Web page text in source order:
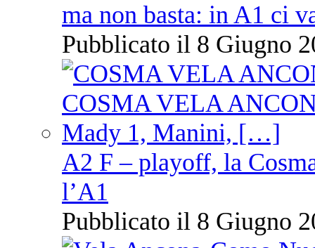
ma non basta: in A1 ci
Pubblicato il 8 Giugno
A2 F – playoff, la
l’A1
Pubblicato il 8 Giugno